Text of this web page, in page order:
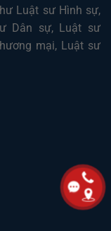
Luật sư Hình sự,
Dân sự, Luật sư
mại, Luật sư